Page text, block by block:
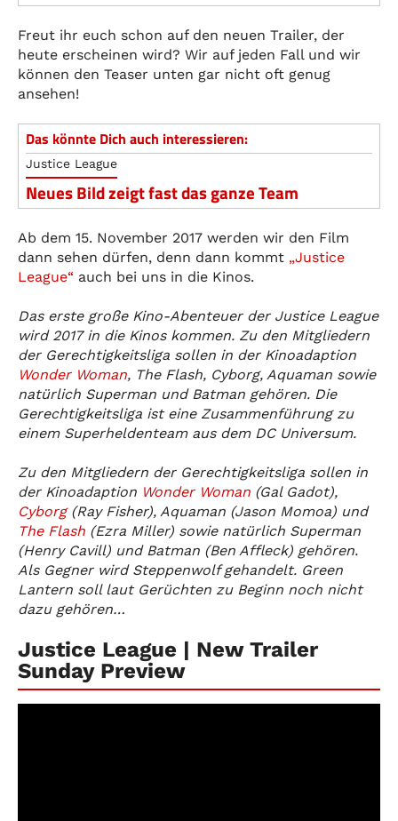
Freut ihr euch schon auf den neuen Trailer, der
heute erscheinen wird? Wir auf jeden Fall und wir
können den Teaser unten gar nicht oft genug
ansehen!
Das könnte Dich auch interessieren:
Justice League
Neues Bild zeigt fast das ganze Team
Ab dem 15. November 2017 werden wir den Film
dann sehen dürfen, denn dann kommt „Justice
League“ auch bei uns in die Kinos.
Das erste große Kino-Abenteuer der Justice League
wird 2017 in die Kinos kommen. Zu den Mitgliedern
der Gerechtigkeitsliga sollen in der Kinoadaption
Wonder Woman, The Flash, Cyborg, Aquaman sowie
natürlich Superman und Batman gehören. Die
Gerechtigkeitsliga ist eine Zusammenführung zu
einem Superheldenteam aus dem DC Universum.
Zu den Mitgliedern der Gerechtigkeitsliga sollen in
der Kinoadaption Wonder Woman (Gal Gadot),
Cyborg(Ray Fisher), Aquaman (Jason Momoa) und
The Flash (Ezra Miller) sowie natürlich Superman
(Henry Cavill) und Batman (Ben Affleck) gehören.
Als Gegner wird Steppenwolf gehandelt. Green
Lantern soll laut Gerüchten zu Beginn noch nicht
dazu gehören…
Justice League | New Trailer
Sunday Preview